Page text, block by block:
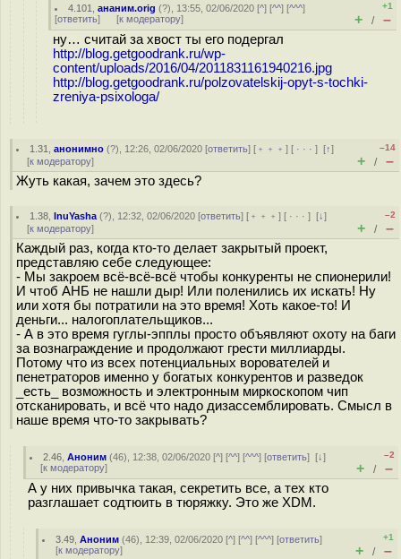
4.101 ,ананим.orig (?), 13:55, 02/06/2020 [^] [^^] [^^^]
[ответить] [к модератору]
+1
+ / –
ну… считай за хвост ты его подергал
http://blog.getgoodrank.ru/wp-
content/uploads/2016/04/2011831161940216.jpg
http://blog.getgoodrank.ru/polzovatelskij-opyt-s-tochki-
zreniya-psixologa/
1.31 ,анонимно (?), 12:26, 02/06/2020 [ответить] [ ﹢﹢﹢] [ · · ·][↑]
[к модератору]
–14
+ / –
Жуть какая, зачем это здесь?
1.38 ,InuYasha (?), 12:32, 02/06/2020 [ответить] [ ﹢﹢﹢] [ · · ·][↓]
[к модератору]
–2
+ / –
Каждый раз, когда кто-то делает закрытый проект,
представляю себе следующее:
- Мы закроем всё-всё-всё чтобы конкуренты не спионерили!
И чтоб АНБ не нашли дыр! Или поленились их искать! Ну
или хотя бы потратили на это время! Хоть какое-то! И
деньги... налогоплательщиков...
- А в это время гуглы-эпплы просто объявляют охоту на баги
за вознаграждение и продолжают грести миллиарды.
Потому что из всех потенциальных ворователей и
пенетраторов именно у богатых конкурентов и разведок
_есть_ возможность и электронным миркоскопом чип
отсканировать, и всё что надо дизассемблировать. Смысл в
наше время что-то закрывать?
2.46 ,Аноним (46), 12:38, 02/06/2020 [^] [^^] [^^^] [ответить][↓]
[к модератору]
–2
+ / –
А у них привычка такая, секретить все, а тех кто
разглашает содтюить в тюряжку. Это же XDM.
3.49 ,Аноним (46), 12:39, 02/06/2020 [^] [^^] [^^^] [ответить]
[к модератору]
+1
+ / –